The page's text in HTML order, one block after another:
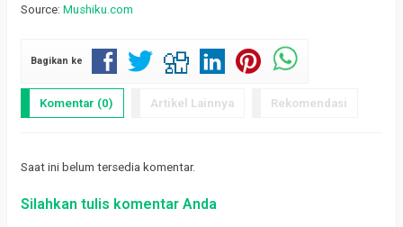
Source: Mushiku.com
Bagikan ke
Komentar (0) Artikel Lainnya Rekomendasi
Saat ini belum tersedia komentar.
Silahkan tulis komentar Anda